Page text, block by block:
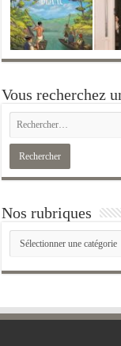
Vous recherchez
Nos rubriques
Nos
rubriques